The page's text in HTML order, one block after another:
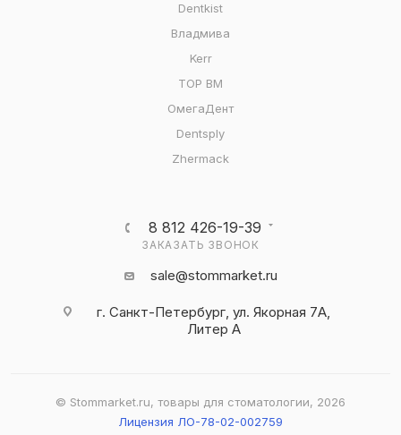
Dentkist
Владмива
Kerr
ТОР ВМ
ОмегаДент
Dentsply
Zhermack
8 812 426-19-39
ЗАКАЗАТЬ ЗВОНОК
sale@stommarket.ru
г. Cанкт-Петербург, ул. Якорная 7А,
Литер А
© Stommarket.ru, товары для стоматологии, 2026
Лицензия ЛО-78-02-002759